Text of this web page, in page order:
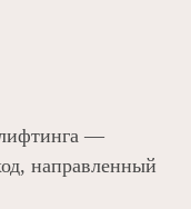
—
направленный